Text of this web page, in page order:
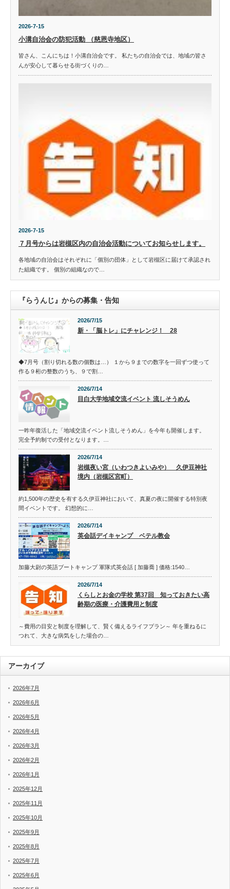
2026-7-15
小溝自治会の防犯活動 （慈恩寺地区）
皆さん、こんにちは！小溝自治会です。 私たちの自治会では、地域の皆さ
んが安心して暮らせる街づくりの…
2026-7-15
７月号からは岩槻区内の自治会活動についてお知らせします。
各地域の自治会はそれぞれに「個別の団体」として岩槻区に届けて承認され
た組織です。 個別の組織なので…
『らうんじ』からの募集・告知
2026/7/15
新・「脳トレ」にチャレンジ！ 28
◆7月号（割り切れる数の個数は…） １から９までの数字を一回ずつ使って
作る９桁の整数のうち、９で割…
2026/7/14
目白大学地域交流イベント 流しそうめん
一昨年復活した「地域交流イベント流しそうめん」を今年も開催します。
完全予約制での受付となります。…
2026/7/14
岩槻夜い宮（いわつきよいみや） 久伊豆神社
境内（岩槻区宮町）
約1,500年の歴史を有する久伊豆神社において、真夏の夜に開催する特別夜
間イベントです。 幻想的に…
2026/7/14
英会話デイキャンプ ベテル教会
加藤大尉の英語ブートキャンプ 軍隊式英会話 [ 加藤喬 ] 価格:1540…
2026/7/14
くらしとお金の学校 第37回 知っておきたい高
齢期の医療・介護費用と制度
～費用の目安と制度を理解して、賢く備えるライフプラン～ 年を重ねるに
つれて、大きな病気をした場合の…
アーカイブ
2026年7月
2026年6月
2026年5月
2026年4月
2026年3月
2026年2月
2026年1月
2025年12月
2025年11月
2025年10月
2025年9月
2025年8月
2025年7月
2025年6月